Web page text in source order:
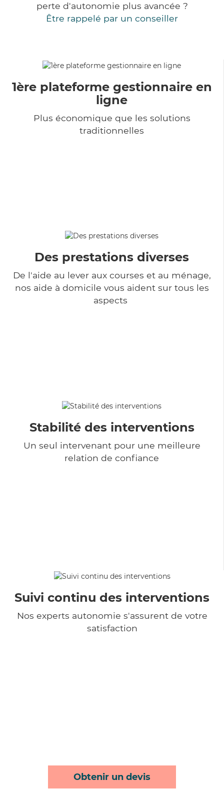
perte d'autonomie plus avancée ?
Être rappelé par un conseiller
1ère plateforme gestionnaire en
ligne
Plus économique que les solutions
traditionnelles
Des prestations diverses
De l'aide au lever aux courses et au ménage,
nos aide à domicile vous aident sur tous les
aspects
Stabilité des interventions
Un seul intervenant pour une meilleure
relation de confiance
Suivi continu des interventions
Nos experts autonomie s'assurent de votre
satisfaction
Obtenir un devis